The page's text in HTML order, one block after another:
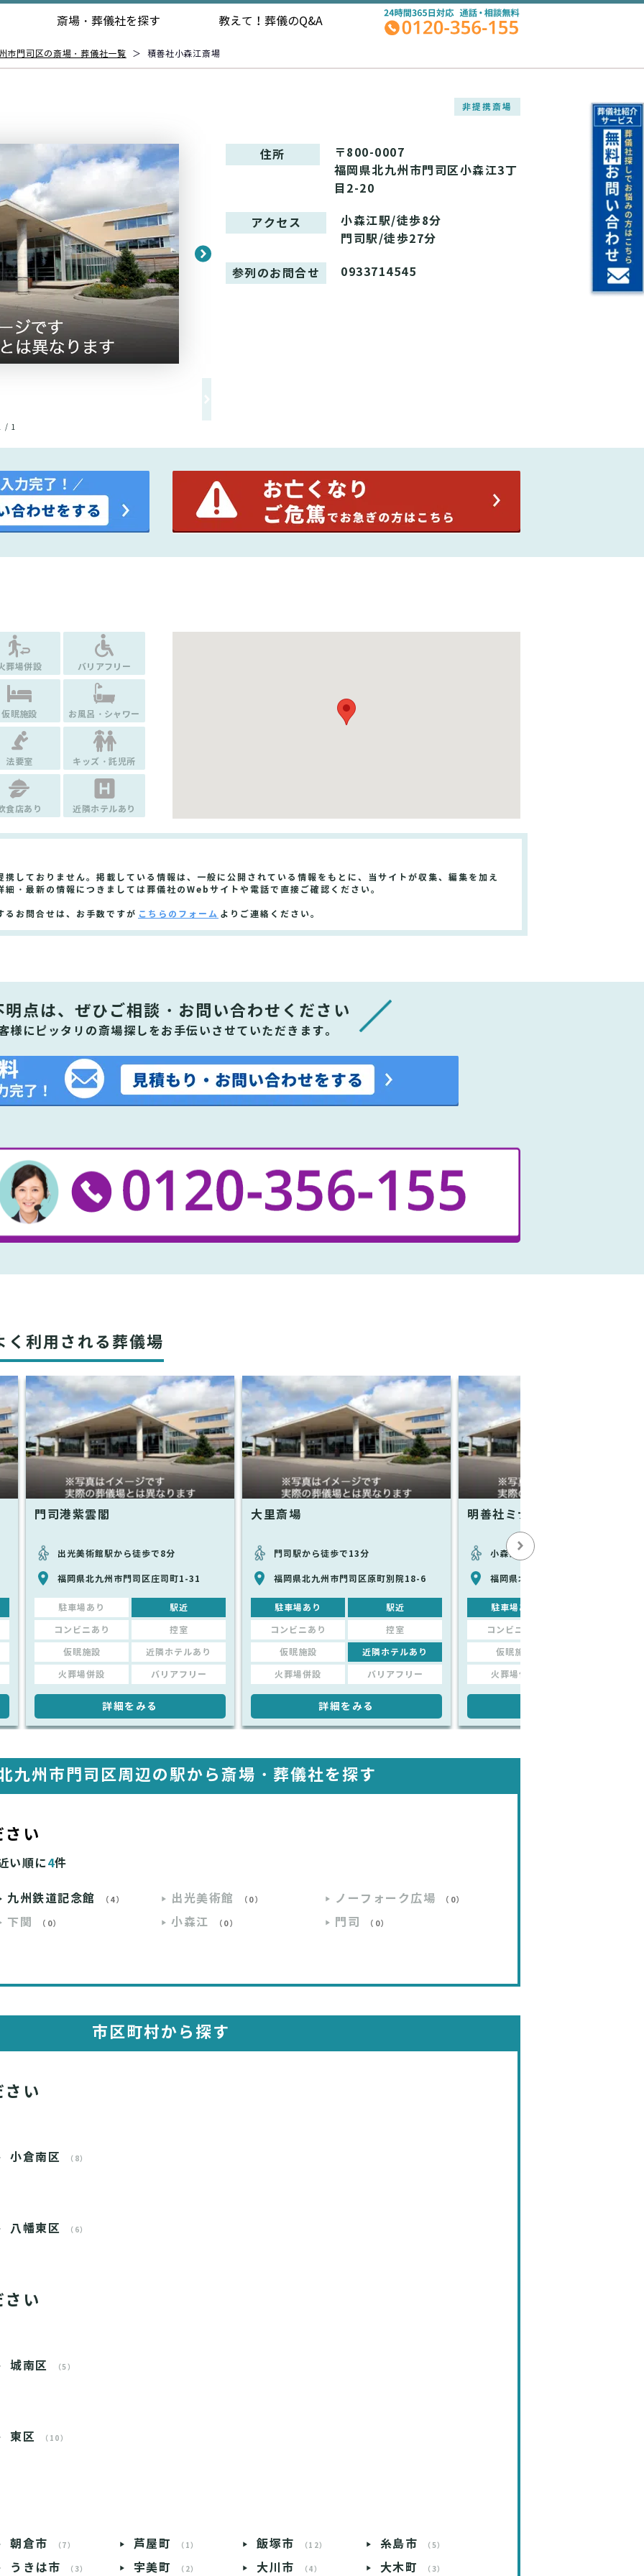
斎場・葬儀社を探す 教えて！ 葬儀のQ&A
市門司区の斎場・葬儀社一覧 ＞ 積善社小森江斎場
非提携斎場
/ 1
住所
〒800-0007
福岡県北九州市門司区小森江3丁
目2-20
アクセス
小森江駅/徒歩8分
門司駅/徒歩27分
参列のお問合せ 0933714545
葬場併設 バリアフリー
仮眠施設 お風呂・シャワー
法要室 キッズ・託児所
食店あり 近隣ホテルあり
しておりません。掲載している情報は、一般に公開されている情報をもとに、当サイトが収集、編集を加え
・最新の情報につきましては葬儀社のWebサイトや電話で直接ご確認ください。
るお問合せは、お手数ですが こちらのフォーム よりご連絡ください。
明点は、ぜひ ご相談・お問い合わせください
様にピッタリの斎場探しをお手伝いさせていただきます。
く利用される葬儀場
門司港紫雲閣
出光美術館駅から徒歩で8分
福岡県北九州市門司区庄司町1-31
駐車場あり 駅近
コンビニあり 控室
仮眠施設 近隣ホテルあり
火葬場併設 バリアフリー
詳細をみる
大里斎場
門司駅から徒歩で13分
福岡県北九州市門司区原町別院18-6
駐車場あり 駅近
コンビニあり 控室
仮眠施設 近隣ホテルあり
火葬場併設 バリアフリー
詳細をみる
明善社ミナト斎場
小森江駅から徒歩で16分
福岡県北九州市門司区小森江2丁目
駐車場あり
コンビニあり
仮眠施設
火葬場併設
九州市門司区周辺の駅から 斎場・葬儀社を探す
い
い順に4件
九州鉄道記念館 （4） 出光美術館 （0） ノーフォーク広場 （0）
下関 （0） 小森江 （0） 門司 （0）
市区町村から探す
い
小倉南区 （8）
八幡東区 （6）
い
城南区 （5）
東区 （10）
朝倉市 （7） 芦屋町 （1） 飯塚市 （12） 糸島市 （5）
うきは市 （3） 宇美町 （2） 大川市 （4） 大木町 （3）